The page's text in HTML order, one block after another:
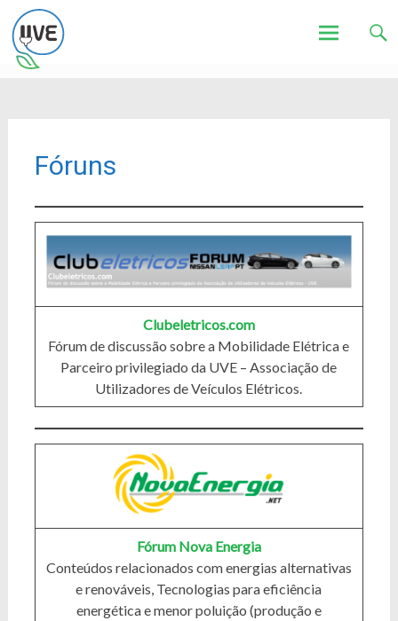
Fóruns
Clubeletricos.com
Fórum de discussão sobre a Mobilidade Elétrica e
Parceiro privilegiado da UVE – Associação de
Utilizadores de Veículos Elétricos.
Fórum Nova Energia
Conteúdos relacionados com energias alternativas
e renováveis, Tecnologias para eficiência
energética e menor poluição (produção e